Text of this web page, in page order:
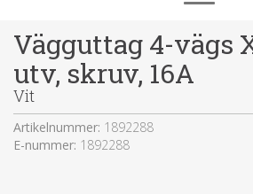
Vägguttag 4-vägs
utv, skruv, 16A
Vit
Artikelnummer: 1892288
E-nummer: 1892288